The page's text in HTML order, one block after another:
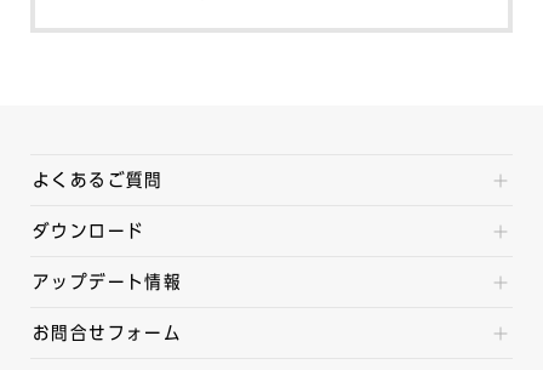
よくあるご質問
ダウンロード
アップデート情報
お問合せフォーム